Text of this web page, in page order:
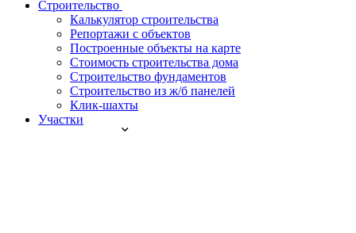
Строительство
Калькулятор строительства
Репортажи с объектов
Построенные объекты на карте
Стоимость строительства дома
Строительство фундаментов
Строительство из ж/б панелей
Клик-шахты
Участки